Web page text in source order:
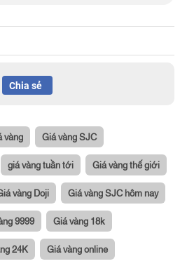
Chia sẻ
vàng Giá vàng SJC
giá vàng tuần tới Giá vàng thế giới
vàng Doji Giá vàng SJC hôm nay
9999 Giá vàng 18k
24K Giá vàng online